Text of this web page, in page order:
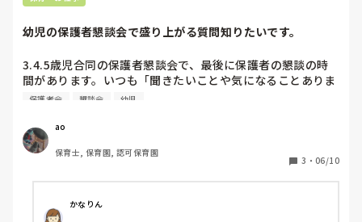
幼児の保護者懇談会で盛り上がる質問知りたいです。
3.4.5歳児合同の保護者懇談会で、最後に保護者の懇談の時
間があります。いつも「聞きたいことや気になることありま
すか？」と聞いてもどの保護者も何も言わず沈黙が続いてし
いてお話してもらおうかなと思っています。
何かいい話題、盛り上がる質問など教えていただきたいです
🙇‍♀️
保護者会 懇談会 幼児
ao
保育士, 保育園, 認可保育園
3 ・ 06/10
かなりん